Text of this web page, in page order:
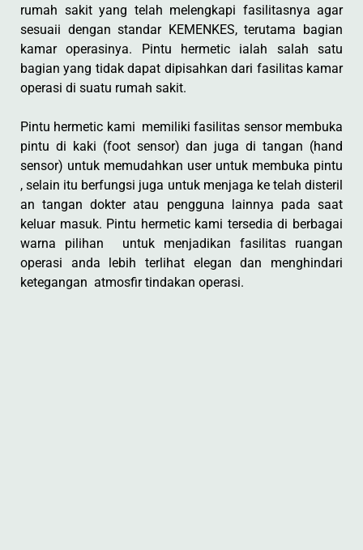
rumah sakit yang telah melengkapi fasilitasnya agar
sesuaii dengan standar KEMENKES, terutama bagian
kamar operasinya. Pintu hermetic ialah salah satu
bagian yang tidak dapat dipisahkan dari fasilitas kamar
operasi di suatu rumah sakit.
Pintu hermetic kami memiliki fasilitas sensor membuka
pintu di kaki (foot sensor) dan juga di tangan (hand
sensor) untuk memudahkan user untuk membuka pintu
, selain itu berfungsi juga untuk menjaga ke telah disteril
an tangan dokter atau pengguna lainnya pada saat
keluar masuk. Pintu hermetic kami tersedia di berbagai
warna pilihan untuk menjadikan fasilitas ruangan
operasi anda lebih terlihat elegan dan menghindari
ketegangan atmosfir tindakan operasi.